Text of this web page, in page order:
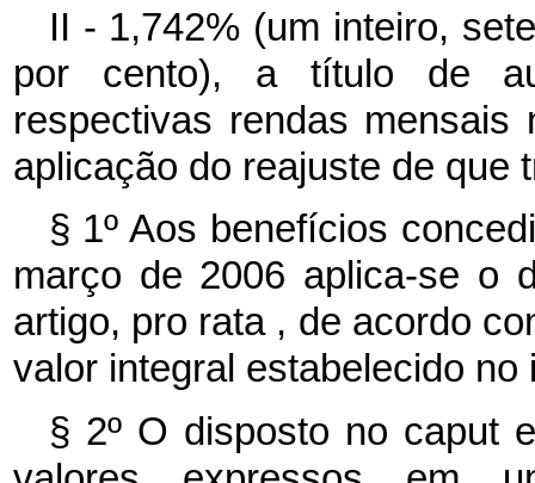
II - 1,742% (um inteiro,
por cento), a título de
respectivas rendas
aplicação do reajuste de que
§ 1º Aos benefícios
março de 2006 aplica-se o
artigo, pro rata , de acordo
valor integral estabelecido
§ 2º O disposto no caput